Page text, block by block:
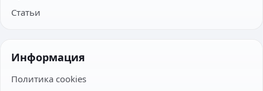
Статьи
Информация
Политика cookies